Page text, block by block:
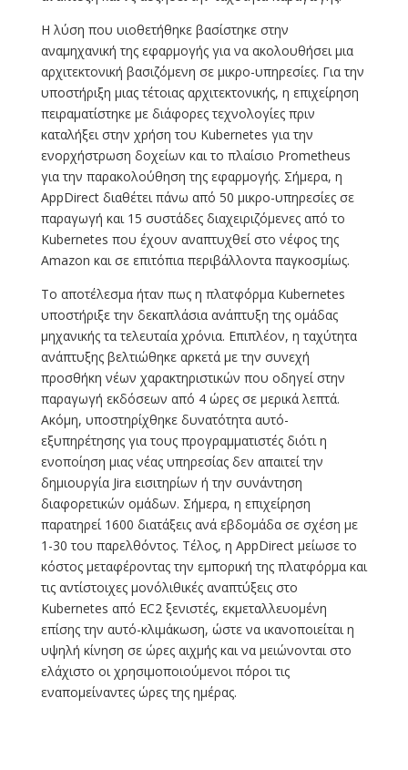
Η λύση που υιοθετήθηκε βασίστηκε στην
αναμηχανική της εφαρμογής για να ακολουθήσει μια
αρχιτεκτονική βασιζόμενη σε μικρο-υπηρεσίες. Για την
υποστήριξη μιας τέτοιας αρχιτεκτονικής, η επιχείρηση
πειραματίστηκε με διάφορες τεχνολογίες πριν
καταλήξει στην χρήση του Kubernetes για την
ενορχήστρωση δοχείων και το πλαίσιο Prometheus
για την παρακολούθηση της εφαρμογής. Σήμερα, η
AppDirect διαθέτει πάνω από 50 μικρο-υπηρεσίες σε
παραγωγή και 15 συστάδες διαχειριζόμενες από το
Kubernetes που έχουν αναπτυχθεί στο νέφος της
Amazon και σε επιτόπια περιβάλλοντα παγκοσμίως.
Το αποτέλεσμα ήταν πως η πλατφόρμα Kubernetes
υποστήριξε την δεκαπλάσια ανάπτυξη της ομάδας
μηχανικής τα τελευταία χρόνια. Επιπλέον, η ταχύτητα
ανάπτυξης βελτιώθηκε αρκετά με την συνεχή
προσθήκη νέων χαρακτηριστικών που οδηγεί στην
παραγωγή εκδόσεων από 4 ώρες σε μερικά λεπτά.
Ακόμη, υποστηρίχθηκε δυνατότητα αυτό-
εξυπηρέτησης για τους προγραμματιστές διότι η
ενοποίηση μιας νέας υπηρεσίας δεν απαιτεί την
δημιουργία Jira εισιτηρίων ή την συνάντηση
διαφορετικών ομάδων. Σήμερα, η επιχείρηση
παρατηρεί 1600 διατάξεις ανά εβδομάδα σε σχέση με
1-30 του παρελθόντος. Τέλος, η AppDirect μείωσε το
κόστος μεταφέροντας την εμπορική της πλατφόρμα και
τις αντίστοιχες μονόλιθικές αναπτύξεις στο
Kubernetes από EC2 ξενιστές, εκμεταλλευομένη
επίσης την αυτό-κλιμάκωση, ώστε να ικανοποιείται η
υψηλή κίνηση σε ώρες αιχμής και να μειώνονται στο
ελάχιστο οι χρησιμοποιούμενοι πόροι τις
εναπομείναντες ώρες της ημέρας.